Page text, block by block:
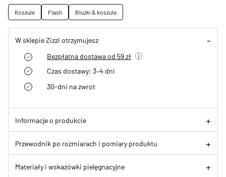
Koszule Flash Bluzki & koszule
W sklepie Zizzi otrzymujesz
Bezpłatna dostawa od 59 zł
Czas dostawy: 3–4 dni
30-dni na zwrot
Informacje o produkcie
Przewodnik po rozmiarach i pomiary produktu
Materiały i wskazówki pielęgnacyjne